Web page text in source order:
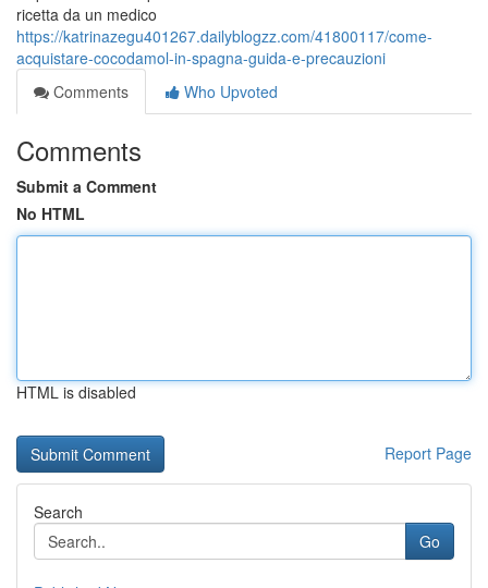
ricetta da un medico
https://katrinazegu401267.dailyblogzz.com/41800117/come-
acquistare-cocodamol-in-spagna-guida-e-precauzioni
Comments
Who Upvoted
Comments
Submit a Comment
No HTML
HTML is disabled
Report Page
Search
Go